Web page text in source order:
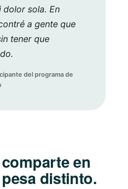
dolor sola. En
a gente que
tener que
del programa de
en
distinto.